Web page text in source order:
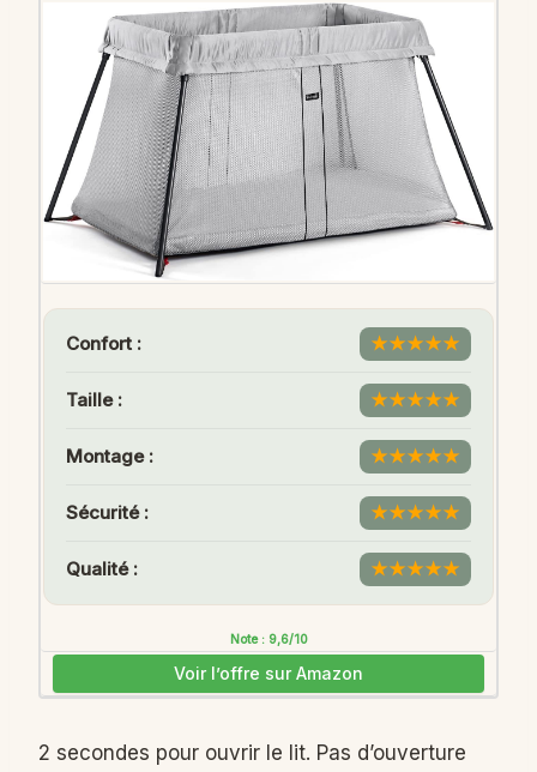
Confort : ★★★★★
Taille : ★★★★★
Montage : ★★★★★
Sécurité : ★★★★★
Qualité : ★★★★★
Note : 9,6/10
Voir l’offre sur Amazon
2 secondes pour ouvrir le lit. Pas d’ouverture